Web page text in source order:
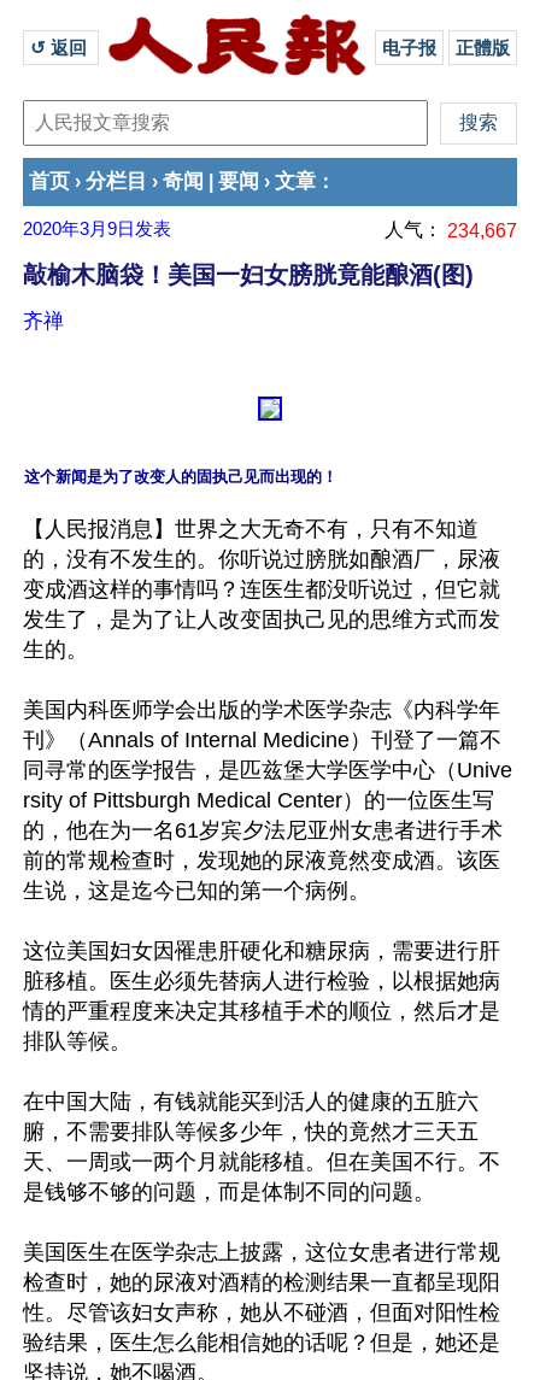
↺ 返回 电子报 正體版
首页 › 分栏目 › 奇闻 要闻 › 文章 ：
2020年3月9日 发表 人气： 234,667
敲榆木脑袋！美国一妇女膀胱竟能酿酒(图)
齐禅
这个新闻是为了改变人的固执己见而出现的！
【人民报消息】世界之大无奇不有，只有不知道
的，没有不发生的。你听说过膀胱如酿酒厂，尿液
变成酒这样的事情吗？连医生都没听说过，但它就
发生了，是为了让人改变固执己见的思维方式而发
生的。
美国内科医师学会出版的学术医学杂志《内科学年
刊》（Annals of Internal Medicine）刊登了一篇不
同寻常的医学报告，是匹兹堡大学医学中心（Unive
rsity of Pittsburgh Medical Center）的一位医生写
的，他在为一名61岁宾夕法尼亚州女患者进行手术
前的常规检查时，发现她的尿液竟然变成酒。该医
生说，这是迄今已知的第一个病例。
这位美国妇女因罹患肝硬化和糖尿病，需要进行肝
脏移植。医生必须先替病人进行检验，以根据她病
情的严重程度来决定其移植手术的顺位，然后才是
排队等候。
在中国大陆，有钱就能买到活人的健康的五脏六
腑，不需要排队等候多少年，快的竟然才三天五
天、一周或一两个月就能移植。但在美国不行。不
是钱够不够的问题，而是体制不同的问题。
美国医生在医学杂志上披露，这位女患者进行常规
检查时，她的尿液对酒精的检测结果一直都呈现阳
性。尽管该妇女声称，她从不碰酒，但面对阳性检
验结果，医生怎么能相信她的话呢？但是，她还是
坚持说，她不喝酒。